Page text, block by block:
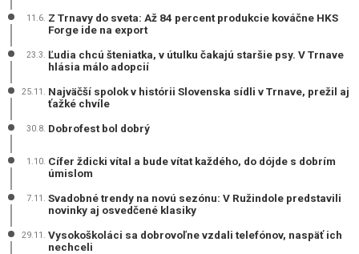
11.6. Z Trnavy do sveta: Až 84 percent produkcie kováčne HKS
Forge ide na export
23.3. Ľudia chcú šteniatka, v útulku čakajú staršie psy. V Trnave
hlásia málo adopcií
25.11. Najväčší spolok v histórii Slovenska sídli v Trnave, prežil aj
ťažké chvíle
30.8. Dobrofest bol dobrý
1.10. Cífer ždicki vítal a bude vítat každého, do dójde s dobrím
úmislom
7.11. Svadobné trendy na novú sezónu: V Ružindole predstavili
novinky aj osvedčené klasiky
29.11. Vysokoškoláci sa dobrovoľne vzdali telefónov, naspäť ich
nechceli